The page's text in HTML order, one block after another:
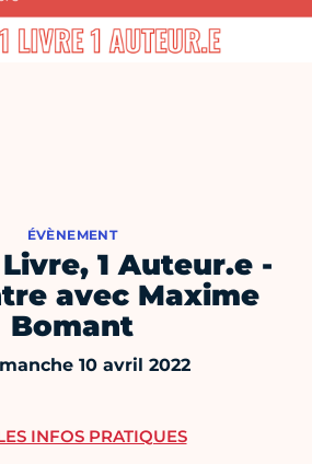
ÉVÈNEMENT
Livre, 1 Auteur.e -
avec Maxime
Bomant
10 avril 2022
INFOS PRATIQUES